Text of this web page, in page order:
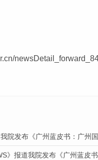
院发布《广州蓝皮书：广州
》报道我院发布《广州蓝皮